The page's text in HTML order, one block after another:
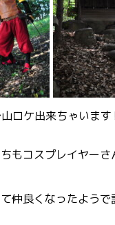
ロケ出来ちゃいま
もコスプレイヤーさ
仲良くなったようで